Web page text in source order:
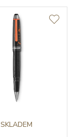
SKLADEM